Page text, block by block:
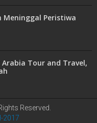
Meninggal Peristiwa
Tour and Travel,
Reserved.
2017